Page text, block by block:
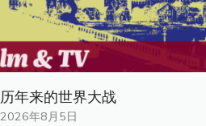
历年来的世界大战
2026年8月5日